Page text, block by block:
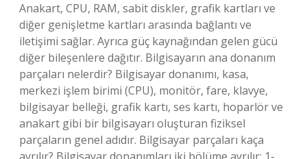
Anakart, CPU, RAM, sabit diskler, grafik kartları ve
diğer genişletme kartları arasında bağlantı ve
iletişimi sağlar. Ayrıca güç kaynağından gelen gücü
diğer bileşenlere dağıtır. Bilgisayarın ana donanım
parçaları nelerdir? Bilgisayar donanımı, kasa,
merkezi işlem birimi (CPU), monitör, fare, klavye,
bilgisayar belleği, grafik kartı, ses kartı, hoparlör ve
anakart gibi bir bilgisayarı oluşturan fiziksel
parçaların genel adıdır. Bilgisayar parçaları kaça